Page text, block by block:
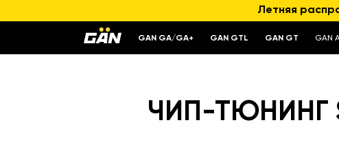
Летняя
GAN GA/GA+ GAN GTL GAN GT GAN
ЧИП-ТЮНИНГ